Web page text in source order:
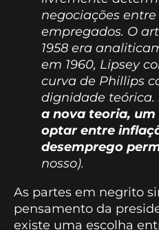
negociações
empregados. O
1958 era
em 1960, Lipsey
curva de Phillips
dignidade teórica.
a nova teoria,
optar entre
desemprego
nosso).
As partes em negrito
pensamento da
existe uma escolha